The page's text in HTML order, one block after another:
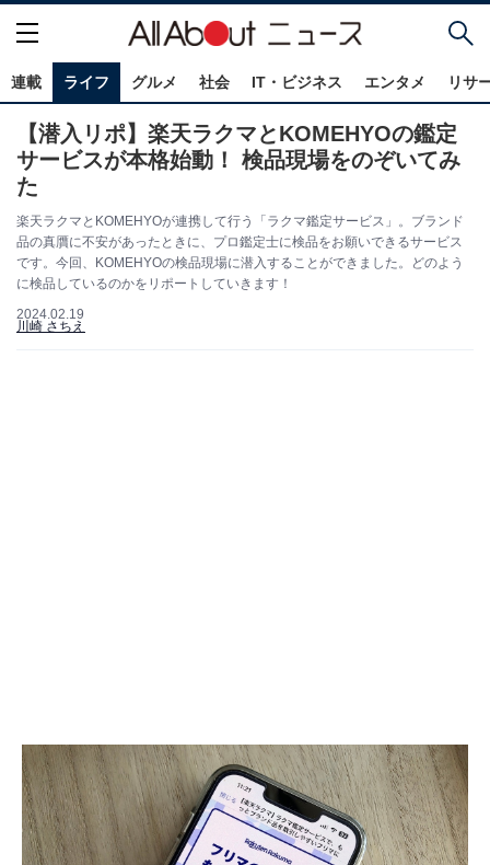
連載 ライフ グルメ 社会 IT・ビジネス エンタメ リサ
【潜入リポ】楽天ラクマとKOMEHYOの鑑定
サービスが本格始動！ 検品現場をのぞいてみ
た
楽天ラクマとKOMEHYOが連携して行う「ラクマ鑑定サービス」。ブランド
品の真贋に不安があったときに、プロ鑑定士に検品をお願いできるサービス
です。今回、KOMEHYOの検品現場に潜入することができました。どのよう
に検品しているのかをリポートしていきます！
2024.02.19
川崎 さちえ